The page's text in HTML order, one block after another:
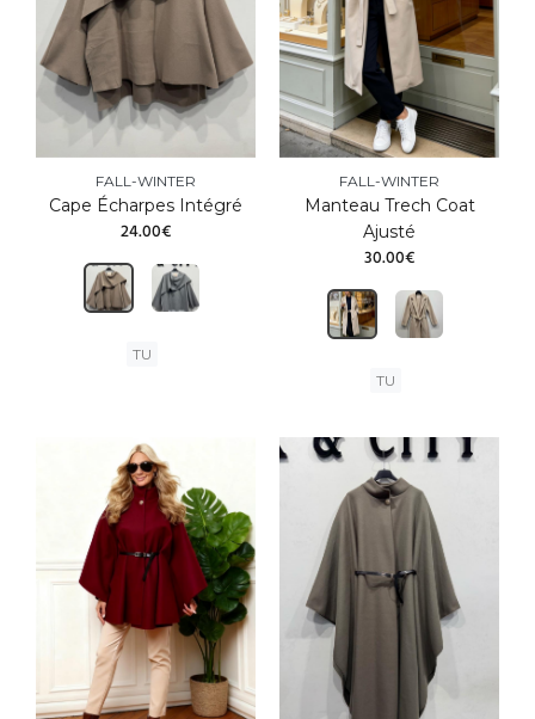
FALL-WINTER
Cape Écharpes Intégré
24.00€
TU
FALL-WINTER
Manteau Trech Coat
Ajusté
30.00€
TU